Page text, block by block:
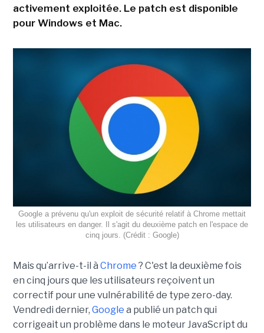
activement exploitée. Le patch est disponible
pour Windows et Mac.
Google a prévenu qu'un exploit de sécurité relatif à Chrome mettait
les utilisateurs en danger. Il s'agit du deuxième patch en l'espace de
cinq jours. (Crédit : Google)
Mais qu’arrive-t-il à Chrome ? C'est la deuxième fois
en cinq jours que les utilisateurs reçoivent un
correctif pour une vulnérabilité de type zero-day.
Vendredi dernier, Google a publié un patch qui
corrigeait un problème dans le moteur JavaScript du